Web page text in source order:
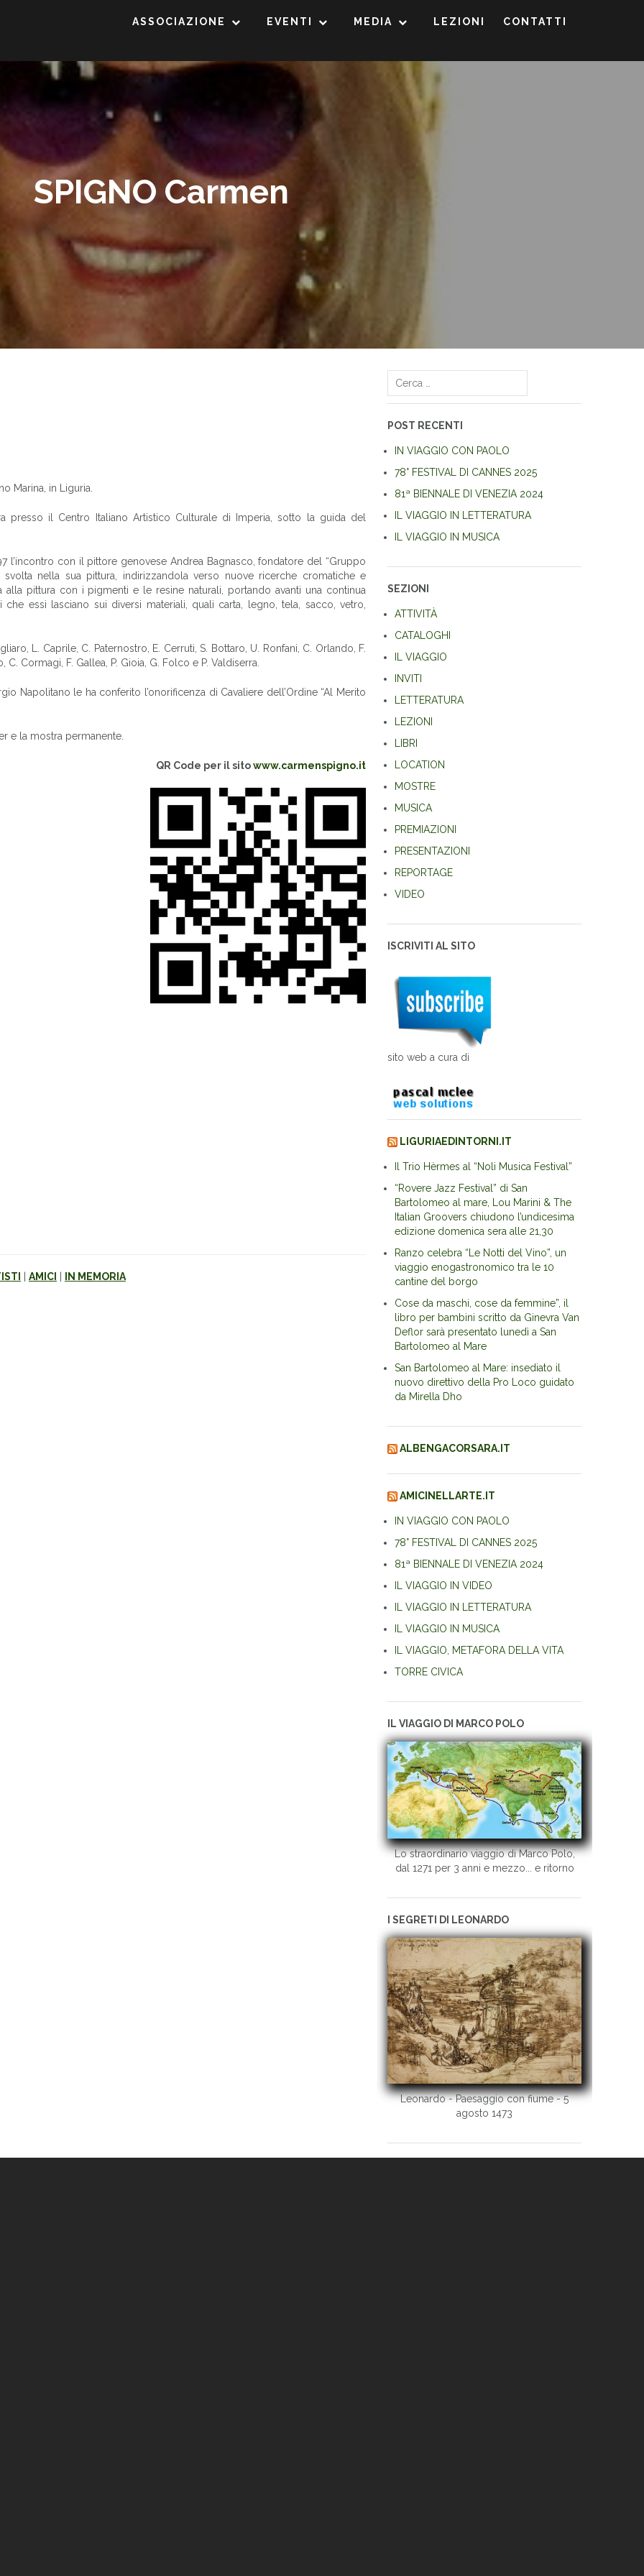
ASSOCIAZIONE EVENTI MEDIA LEZIONI CONTATTI
SPIGNO Carmen
Marina, in Liguria.
presso il Centro Italiano Artistico Culturale di Imperia, sotto la guida del
l’incontro con il pittore genovese Andrea Bagnasco, fondatore del “Gruppo
svolta nella sua pittura, indirizzandola verso nuove ricerche cromatiche e
alla pittura con i pigmenti e le resine naturali, portando avanti una continua
essi lasciano sui diversi materiali, quali carta, legno, tela, sacco, vetro,
L. Caprile, C. Paternostro, E. Cerruti, S. Bottaro, U. Ronfani, C. Orlando, F.
Cormagi, F. Gallea, P. Gioia, G. Folco e P. Valdiserra.
Napolitano le ha conferito l’onorificenza di Cavaliere dell’Ordine “Al Merito
e la mostra permanente.
QR Code per il sitowww.carmenspigno.it
AMICI IN MEMORIA
Ricerca
POST RECENTI
IN VIAGGIO CON PAOLO
78° FESTIVAL DI CANNES 2025
81ª BIENNALE DI VENEZIA 2024
IL VIAGGIO IN LETTERATURA
IL VIAGGIO IN MUSICA
SEZIONI
ATTIVITÀ
CATALOGHI
IL VIAGGIO
INVITI
LETTERATURA
LEZIONI
LIBRI
LOCATION
MOSTRE
MUSICA
PREMIAZIONI
PRESENTAZIONI
REPORTAGE
VIDEO
ISCRIVITI AL SITO
sito web a cura di
LIGURIAEDINTORNI.IT
Il Trio Hèrmes al “Noli Musica Festival”
“Rovere Jazz Festival” di San
Bartolomeo al mare, Lou Marini & The
Italian Groovers chiudono l’undicesima
edizione domenica sera alle 21,30
Ranzo celebra “Le Notti del Vino”, un
viaggio enogastronomico tra le 10
cantine del borgo
Cose da maschi, cose da femmine”, il
libro per bambini scritto da Ginevra Van
Deflor sarà presentato lunedì a San
Bartolomeo al Mare
San Bartolomeo al Mare: insediato il
nuovo direttivo della Pro Loco guidato
da Mirella Dho
ALBENGACORSARA.IT
AMICINELLARTE.IT
IN VIAGGIO CON PAOLO
78° FESTIVAL DI CANNES 2025
81ª BIENNALE DI VENEZIA 2024
IL VIAGGIO IN VIDEO
IL VIAGGIO IN LETTERATURA
IL VIAGGIO IN MUSICA
IL VIAGGIO, METAFORA DELLA VITA
TORRE CIVICA
IL VIAGGIO DI MARCO POLO
Lo straordinario viaggio di Marco Polo,
dal 1271 per 3 anni e mezzo... e ritorno
I SEGRETI DI LEONARDO
Leonardo - Paesaggio con fiume - 5
agosto 1473